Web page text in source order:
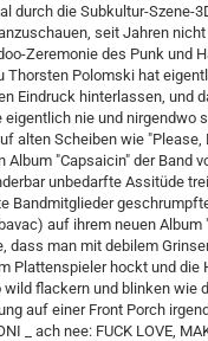
durch die Subkultur-Szene-
seit Jahren
Zeremonie des Punk und
Thorsten Polomski hat
Eindruck hinterlassen, und
eigentlich nie und nirgendwo
alten Scheiben wie "Please,
Album "Capsaicin" der Band
unbedarfte Assitüde
Bandmitglieder
auf ihrem neuen Album
dass man mit debilem
Plattenspieler hockt und die
flackern und blinken wie
auf einer Front Porch
_ ach nee: FUCK LOVE,